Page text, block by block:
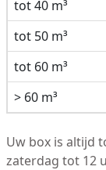
tot 40 m³
tot 50 m³
tot 60 m³
> 60 m³
Uw box is altijd
zaterdag tot 12